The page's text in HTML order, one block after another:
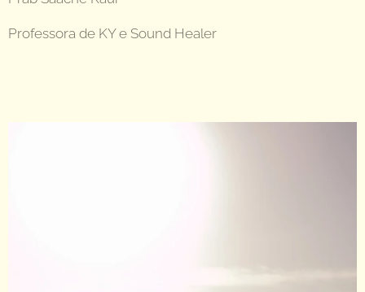
Professora de KY e Sound Healer